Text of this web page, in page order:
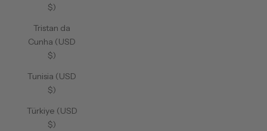
$)
Tristan da
Cunha (USD
$)
Tunisia (USD
$)
Türkiye (USD
$)